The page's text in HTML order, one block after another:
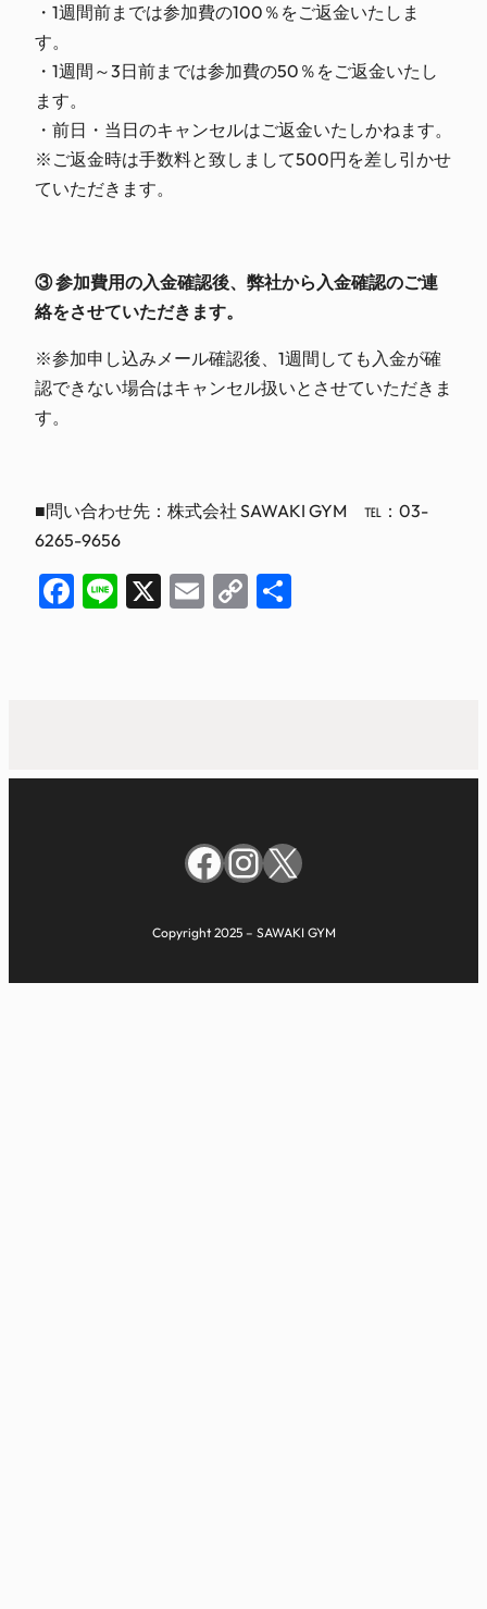
・1週間前までは参加費の100％をご返金いたしま
す。
・1週間～3日前までは参加費の50％をご返金いたし
ます。
・前日・当日のキャンセルはご返金いたしかねます。
※ご返金時は手数料と致しまして500円を差し引かせ
ていただきます。
③ 参加費用の入金確認後、弊社から入金確認のご連
絡をさせていただきます。
※参加申し込みメール確認後、1週間しても入金が確
認できない場合はキャンセル扱いとさせていただきま
す。
■問い合わせ先：株式会社 SAWAKI GYM ℡：03-
6265-9656
Facebook
Line
X EmailCopy
Facebook
Instagram
X
Copyright 2025 – SAWAKI GYM